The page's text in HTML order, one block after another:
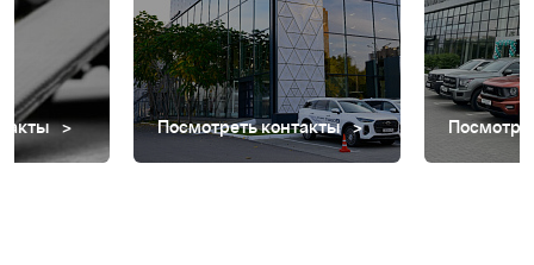
Посмотреть контакты